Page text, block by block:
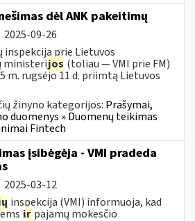
dėl ANK pakeitimų
2025-09-26
inspekcija prie Lietuvos
ministerijos (toliau — VMI prie FM)
m. rugsėjo 11 d. priimtą Lietuvos
žinyno kategorijos: Prašymai,
duomenys » Duomenų teikimas
Fintech
įsibėgėja - VMI pradeda
2025-03-12
inspekcija (VMI) informuoja, kad
ir pajamų mokesčio